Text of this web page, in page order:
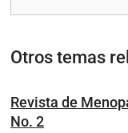
Otros temas
Revista de
No. 2